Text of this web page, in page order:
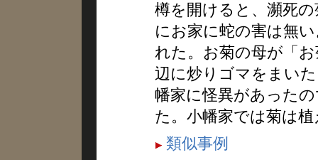
樽を開けると、瀕死
にお家に蛇の害は無
れた。お菊の母が「
辺に炒りゴマをまい
幡家に怪異があった
た。小幡家では菊は
類似事例